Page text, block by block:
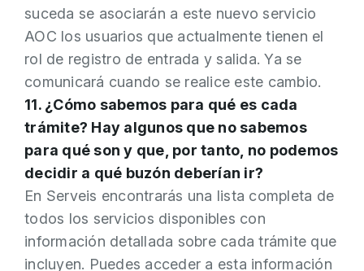
suceda se asociarán a este nuevo servicio
AOC los usuarios que actualmente tienen el
rol de registro de entrada y salida. Ya se
comunicará cuando se realice este cambio.
11. ¿Cómo sabemos para qué es cada
trámite? Hay algunos que no sabemos
para qué son y que, por tanto, no podemos
decidir a qué buzón deberían ir?
En Serveis encontrarás una lista completa de
todos los servicios disponibles con
información detallada sobre cada trámite que
incluyen. Puedes acceder a esta información